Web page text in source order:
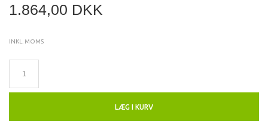
1.864,00 DKK
INKL. MOMS
LÆG I KURV